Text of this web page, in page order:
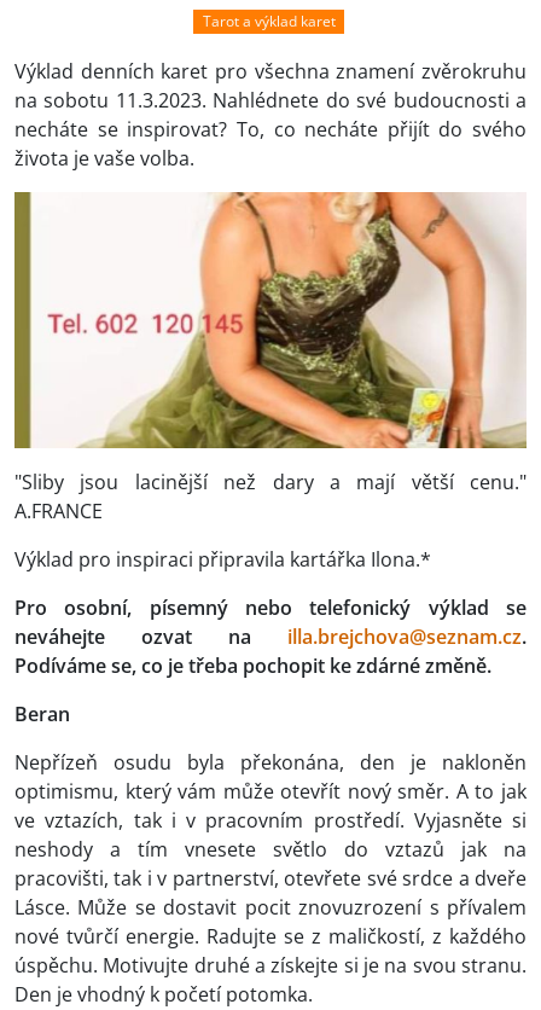
Tarot a výklad karet
Výklad denních karet pro všechna znamení zvěrokruhu
na sobotu 11.3.2023. Nahlédnete do své budoucnosti a
necháte se inspirovat? To, co necháte přijít do svého
života je vaše volba.
"Sliby jsou lacinější než dary a mají větší cenu."
A.FRANCE
Výklad pro inspiraci připravila kartářka Ilona.*
Pro osobní, písemný nebo telefonický výklad se
neváhejte ozvat na illa.brejchova@seznam.cz.
Podíváme se, co je třeba pochopit ke zdárné změně.
Beran
Nepřízeň osudu byla překonána, den je nakloněn
optimismu, který vám může otevřít nový směr. A to jak
ve vztazích, tak i v pracovním prostředí. Vyjasněte si
neshody a tím vnesete světlo do vztazů jak na
pracovišti, tak i v partnerství, otevřete své srdce a dveře
Lásce. Může se dostavit pocit znovuzrození s přívalem
nové tvůrčí energie. Radujte se z maličkostí, z každého
úspěchu. Motivujte druhé a získejte si je na svou stranu.
Den je vhodný k početí potomka.